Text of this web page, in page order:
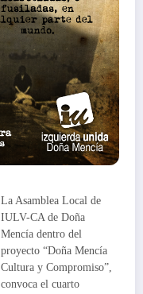
La Asamblea Local de
IULV-CA de Doña
Mencía dentro del
proyecto “Doña Mencía
Cultura y Compromiso”,
convoca el cuarto